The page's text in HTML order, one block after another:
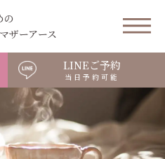
の
ザーアース
LINEご予約
当日予約可能